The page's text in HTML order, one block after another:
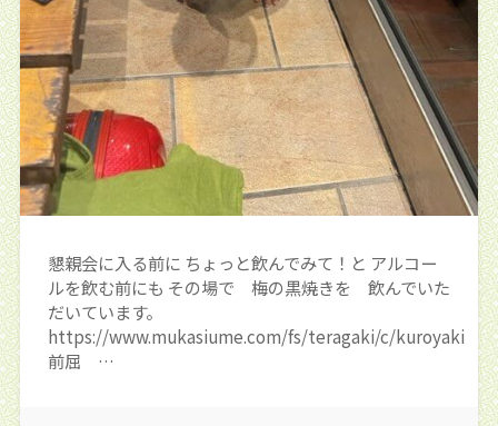
懇親会に入る前に ちょっと飲んでみて！と アルコー
ルを飲む前にも その場で 梅の黒焼きを 飲んでいた
だいています。
https://www.mukasiume.com/fs/teragaki/c/kuroyaki
前屈 …